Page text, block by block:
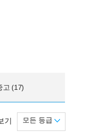
고 (17)
기 모든 등급